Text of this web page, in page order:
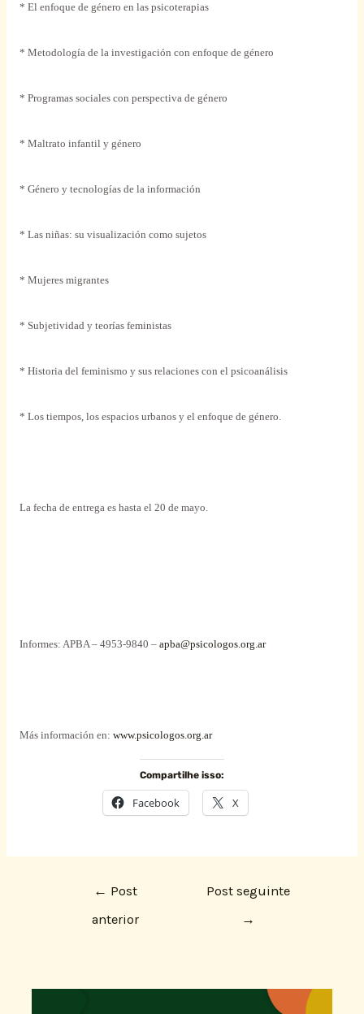
* El enfoque de género en las psicoterapias
* Metodología de la investigación con enfoque de género
* Programas sociales con perspectiva de género
* Maltrato infantil y género
* Género y tecnologías de la información
* Las niñas: su visualización como sujetos
* Mujeres migrantes
* Subjetividad y teorías feministas
* Historia del feminismo y sus relaciones con el psicoanálisis
* Los tiempos, los espacios urbanos y el enfoque de género.
La fecha de entrega es hasta el 20 de mayo.
Informes: APBA – 4953-9840 – apba@psicologos.org.ar
Más información en: www.psicologos.org.ar
Compartilhe isso:
Facebook X
← Post
anterior
Post seguinte
→